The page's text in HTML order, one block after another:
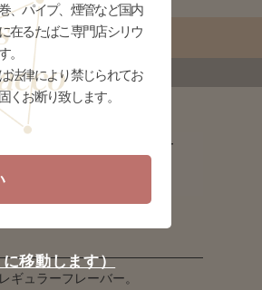
タバコ(glo hyper
ュラーフレーバー。
、パイプ、煙管など国内
在るたばこ専門店シリウ
。
法律により禁じられてお
くお断り致します。
移動します）